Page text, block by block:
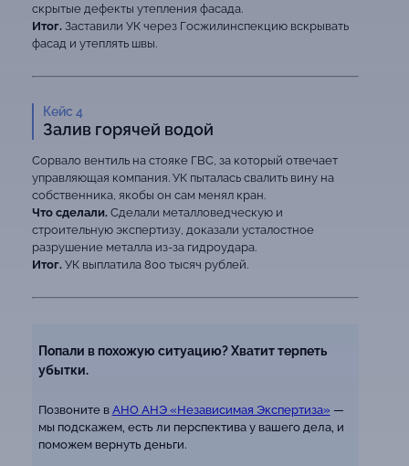
скрытые дефекты утепления фасада.
Итог.Заставили УК через Госжилинспекцию вскрывать
фасад и утеплять швы.
Кейс 4
Залив горячей водой
Сорвало вентиль на стояке ГВС, за который отвечает
управляющая компания. УК пыталась свалить вину на
собственника, якобы он сам менял кран.
Что сделали.Сделали металловедческую и
строительную экспертизу, доказали усталостное
разрушение металла из-за гидроудара.
Итог.УК выплатила 800 тысяч рублей.
Попали в похожую ситуацию? Хватит терпеть
убытки.
Позвоните в АНО АНЭ «Независимая Экспертиза»—
мы подскажем, есть ли перспектива у вашего дела, и
поможем вернуть деньги.